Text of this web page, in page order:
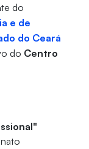
do
e de
do Ceará
do Centro